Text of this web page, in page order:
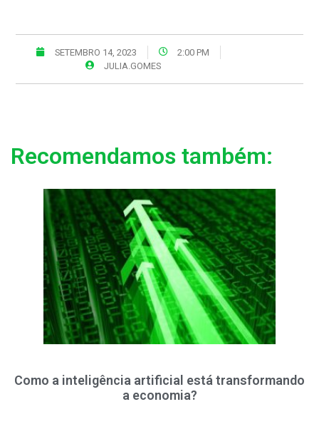
SETEMBRO 14, 2023
2:00 PM
JULIA.GOMES
Recomendamos também:
Como a inteligência artificial está transformando
a economia?